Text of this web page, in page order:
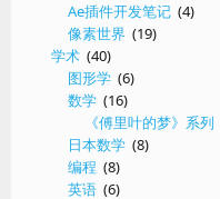
Ae插件开发笔记 (4)
像素世界 (19)
学术 (40)
图形学 (6)
数学 (16)
《傅里叶的梦》系列
日本数学 (8)
编程 (8)
英语 (6)